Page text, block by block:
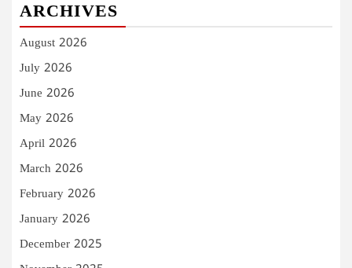
ARCHIVES
August 2026
July 2026
June 2026
May 2026
April 2026
March 2026
February 2026
January 2026
December 2025